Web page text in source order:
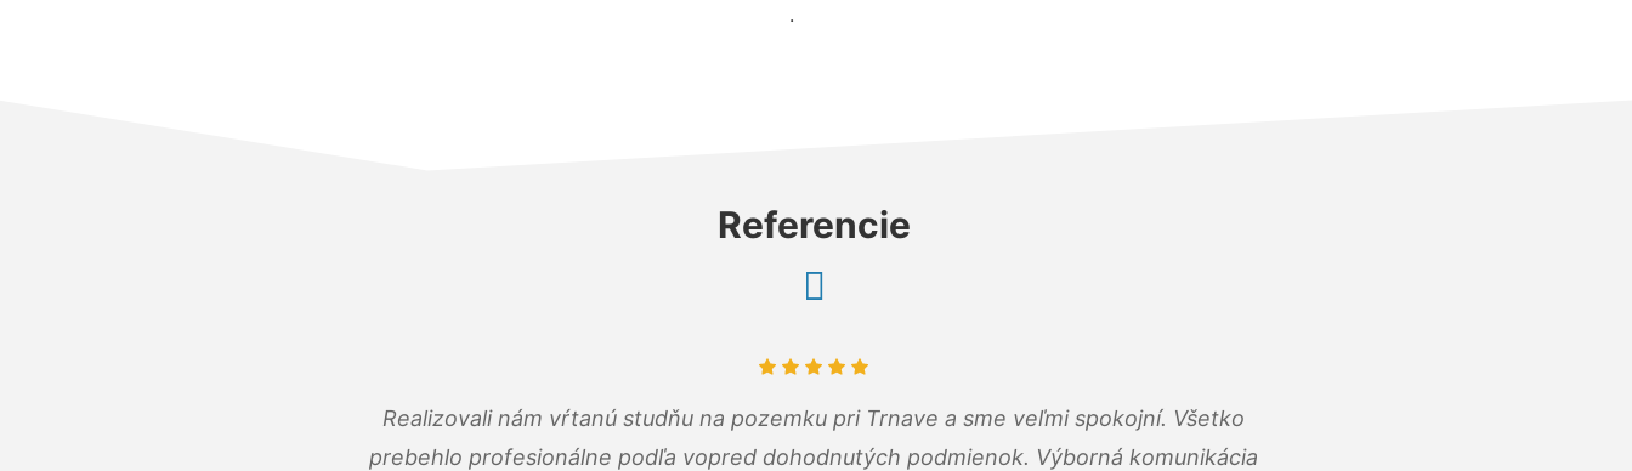
.
Referencie
Realizovali nám vŕtanú studňu na pozemku pri Trnave a sme veľmi spokojní. Všetko
prebehlo profesionálne podľa vopred dohodnutých podmienok. Výborná komunikácia